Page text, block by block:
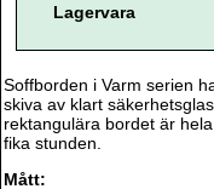
Lagervara
Soffborden i Varm serien
skiva av klart
rektangulära bordet är
fika stunden.
Mått: